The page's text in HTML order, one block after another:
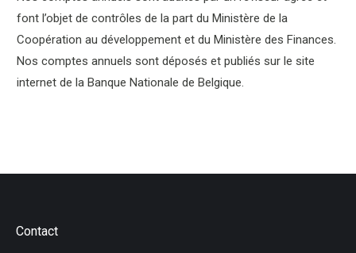
font l’objet de contrôles de la part du Ministère de la
Coopération au développement et du Ministère des Finances.
Nos comptes annuels sont déposés et publiés sur le site
internet de la Banque Nationale de Belgique.
Contact